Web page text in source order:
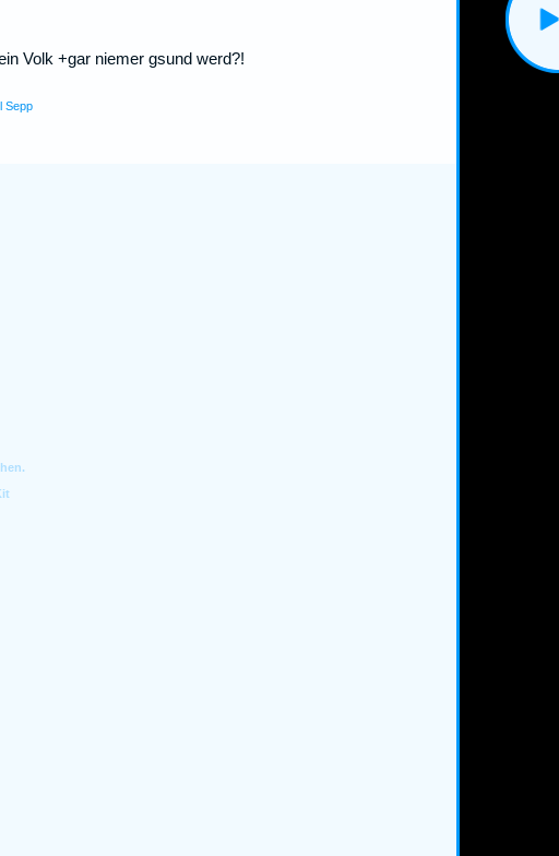
Volk +gar niemer gsund werd?!
Sepp